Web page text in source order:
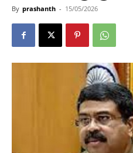
By prashanth - 15/05/2026